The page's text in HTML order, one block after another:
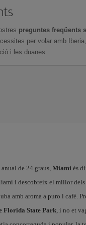
preguntes freqüents
per volar amb
i les duanes.
de 24 graus, Miami és
i descobreix el millor
amb aroma a puro i cafè.
Florida State Park, i no et